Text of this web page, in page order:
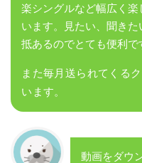
楽シングルなど幅広く楽
います。見たい、聞き
抵あるのでとても便利で
また毎月送られてくる
います。
動画をダウ